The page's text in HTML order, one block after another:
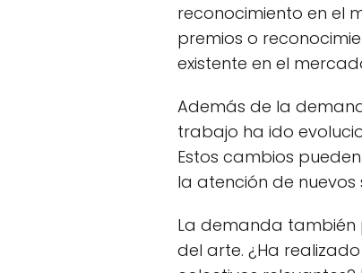
reconocimiento en el
premios o
existente en el
Además de la
trabajo ha ido
Estos cambios
la atención de nuevos
La demanda
del arte. ¿Ha